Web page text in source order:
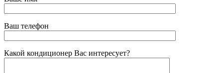
Ваш телефон
Какой кондиционер Вас интересует?